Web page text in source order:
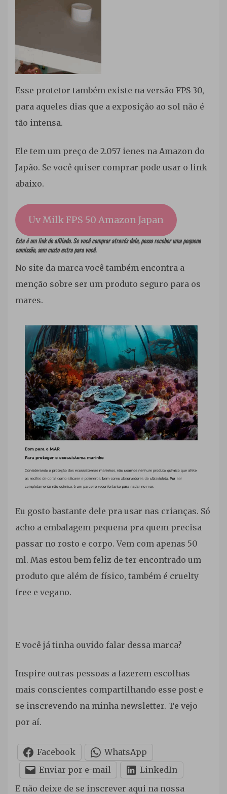
Esse protetor também existe na versão FPS 30,
para aqueles dias que a exposição ao sol não é
tão intensa.
Ele tem um preço de 2.057 ienes na Amazon do
Japão. Se você quiser comprar pode usar o link
abaixo.
Uv Milk FPS 50 Amazon Japan
Este é um link de afiliado. Se você comprar através dele, posso receber uma pequena
comissão, sem custo extra para você.
No site da marca você também encontra a
menção sobre ser um produto seguro para os
mares.
Eu gosto bastante dele pra usar nas crianças. Só
acho a embalagem pequena pra quem precisa
passar no rosto e corpo. Vem com apenas 50
ml. Mas estou bem feliz de ter encontrado um
produto que além de físico, também é cruelty
free e vegano.
E você já tinha ouvido falar dessa marca?
Inspire outras pessoas a fazerem escolhas
mais conscientes compartilhando esse post e
se inscrevendo na minha newsletter. Te vejo
por aí.
Facebook
WhatsApp
Enviar por e-mail
LinkedIn
E não deixe de se inscrever aqui na nossa